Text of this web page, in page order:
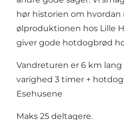
hør historien om hvordan
ølproduktionen hos Lille
giver gode hotdogbrød
Vandreturen er 6 km
varighed 3 timer +
Esehusene
Maks 25 deltagere.